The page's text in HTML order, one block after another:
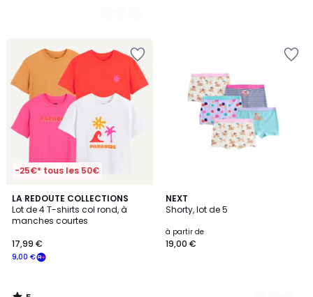
-25€* tous les 50€
LA REDOUTE COLLECTIONS
Lot de 4 T-shirts col rond, à
manches courtes
9,00 €
17,99 €
5
/
5
NEXT
Shorty, lot de 5
à partir de
19,00 €
4
Couleurs